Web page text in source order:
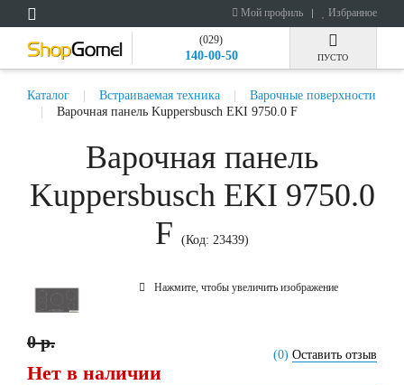
Мой профиль Избранное
(029)
140-00-50 ПУСТО
Каталог Встраиваемая техника
Варочные поверхности
Варочная панель Kuppersbusch EKI 9750.0 F
Варочная панель
Kuppersbusch EKI 9750.0
F
(Код: 23439)
Нажмите, чтобы увеличить изображение
(0) Оставить отзыв
0 р.
Нет в наличии